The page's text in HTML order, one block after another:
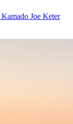
Kamado Joe Keter